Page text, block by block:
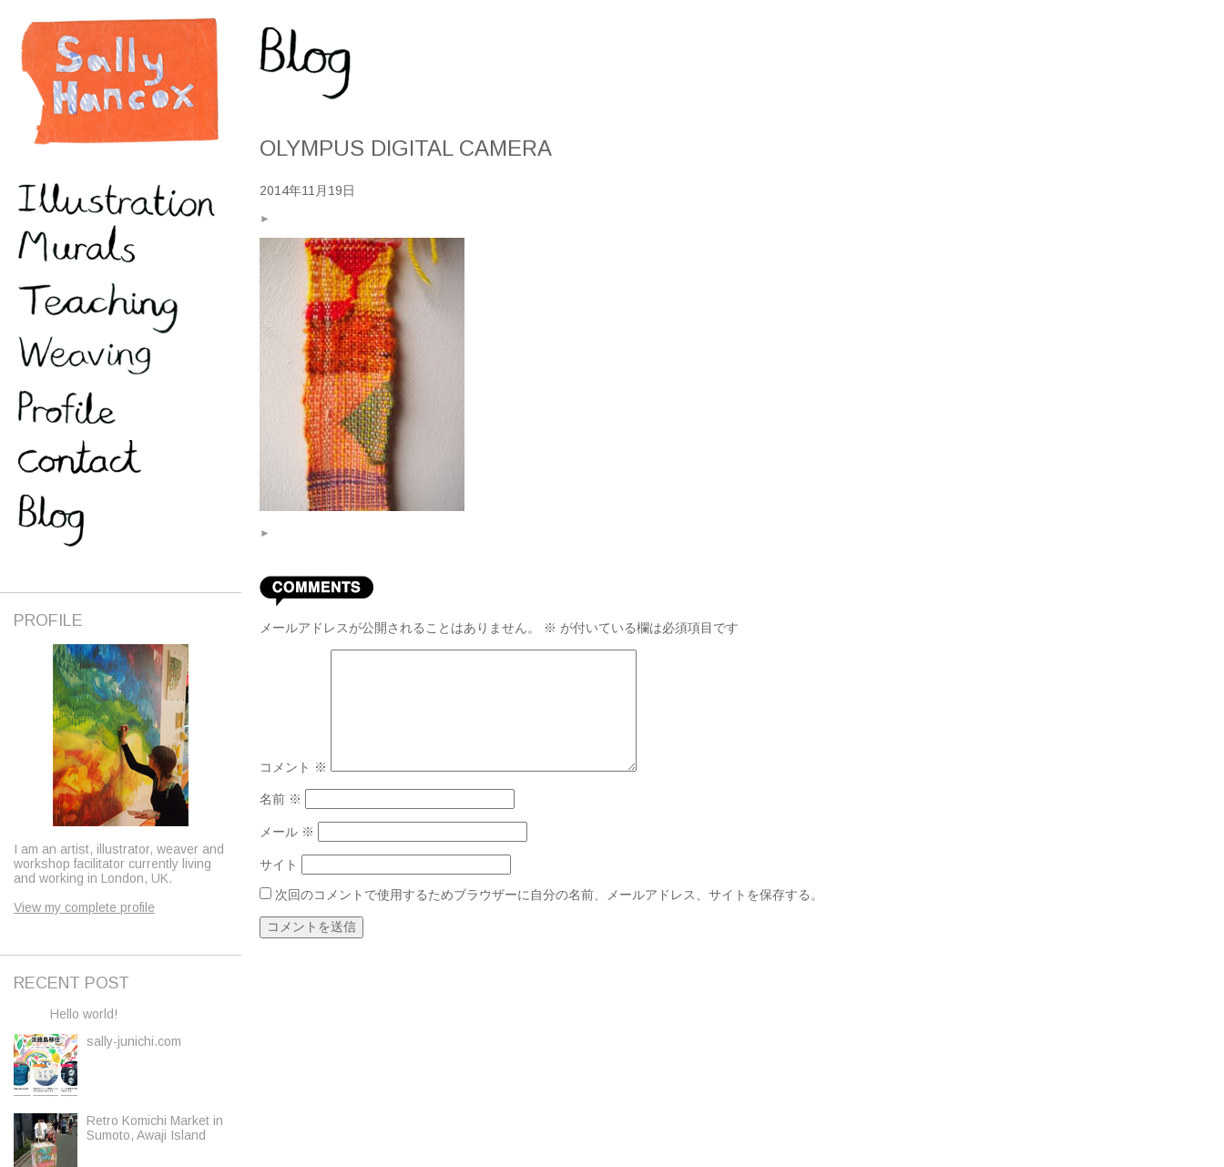
OLYMPUS DIGITAL CAMERA
2014年11月19日
►
►
メールアドレスが公開されることはありません。 ※ が付いている欄は必須項目です
コメント ※
名前 ※
メール ※
サイト
次回のコメントで使用するためブラウザーに自分の名前、メールアドレス、サイトを保存する。
PROFILE
I am an artist, illustrator, weaver and
workshop facilitator currently living
and working in London, UK.
View my complete profile
RECENT POST
Hello world!
sally-junichi.com
Retro Komichi Market in
Sumoto, Awaji Island